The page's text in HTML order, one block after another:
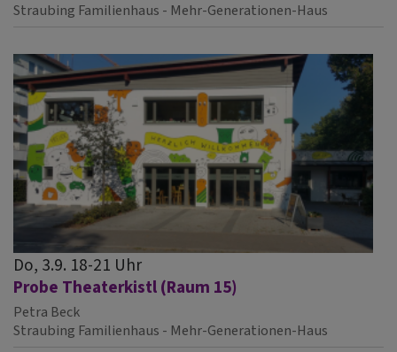
Straubing Familienhaus - Mehr-Generationen-Haus
Do, 3.9. 18-21 Uhr
Probe Theaterkistl (Raum 15)
Petra Beck
Straubing Familienhaus - Mehr-Generationen-Haus